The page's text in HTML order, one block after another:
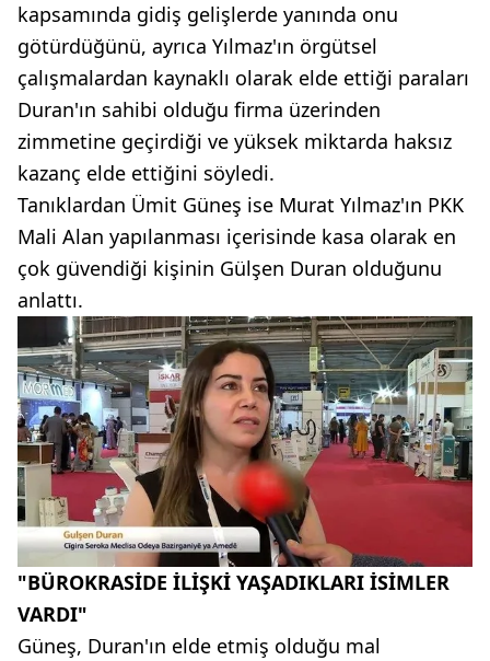
kapsamında gidiş gelişlerde yanında onu
götürdüğünü, ayrıca Yılmaz'ın örgütsel
çalışmalardan kaynaklı olarak elde ettiği paraları
Duran'ın sahibi olduğu firma üzerinden
zimmetine geçirdiği ve yüksek miktarda haksız
kazanç elde ettiğini söyledi.
Tanıklardan Ümit Güneş ise Murat Yılmaz'ın PKK
Mali Alan yapılanması içerisinde kasa olarak en
çok güvendiği kişinin Gülşen Duran olduğunu
anlattı.
"BÜROKRASİDE İLİŞKİ YAŞADIKLARI İSİMLER
VARDI"
Güneş, Duran'ın elde etmiş olduğu mal